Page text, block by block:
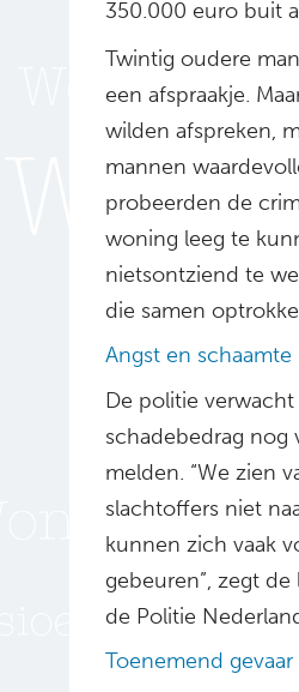
350.000 euro buit
Twintig oudere
een afspraakje.
wilden afspreken,
mannen
probeerden de
woning leeg te
nietsontziend te
die samen
Angst en schaamte
De politie
schadebedrag nog
melden. “We zien
slachtoffers niet
kunnen zich vaak
gebeuren”, zegt
de Politie
Toenemend gevaar